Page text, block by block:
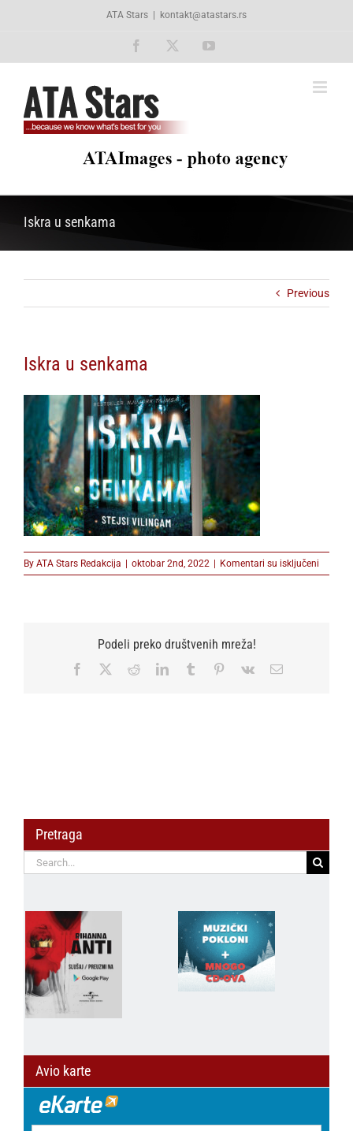
ATA Stars kontakt@atastars.rs
Facebook YouTube
Iskra u senkama
Previous
Iskra u senkama
By ATA Stars Redakcija | oktobar 2nd, 2022 | Komentari su isključeni
Iskra
Podeli preko društvenih mreža!
Facebook RedditLinkedInTumblr Pinterest
Vk Email
Pretraga
Search
for:
Avio karte